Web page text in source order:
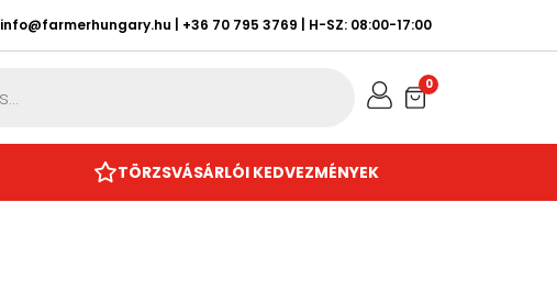
info@farmerhungary.hu +36 70 795 3769 | H-SZ: 08:00-17:00
0
TÖRZSVÁSÁRLÓI KEDVEZMÉNYEK